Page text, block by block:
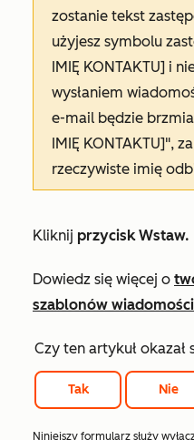
zostanie tekst
użyjesz symbolu
IMIĘ KONTAKTU] i
wysłaniem
e-mail będzie
IMIĘ KONTAKTU]",
rzeczywiste imię
Kliknij przycisk Wstaw.
Dowiedz się więcej o
szablonów wiadomości
Czy ten artykuł okazał
Tak Nie
Niniejszy formularz służy